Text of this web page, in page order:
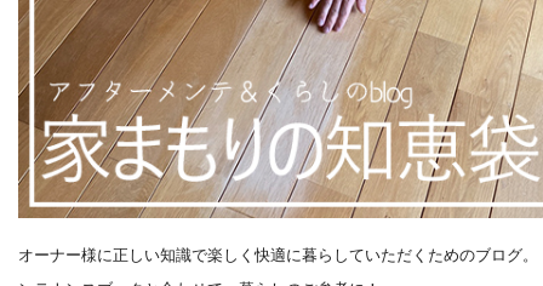
オーナー様に正しい知識で楽しく快適に暮らしていただくためのブログ。